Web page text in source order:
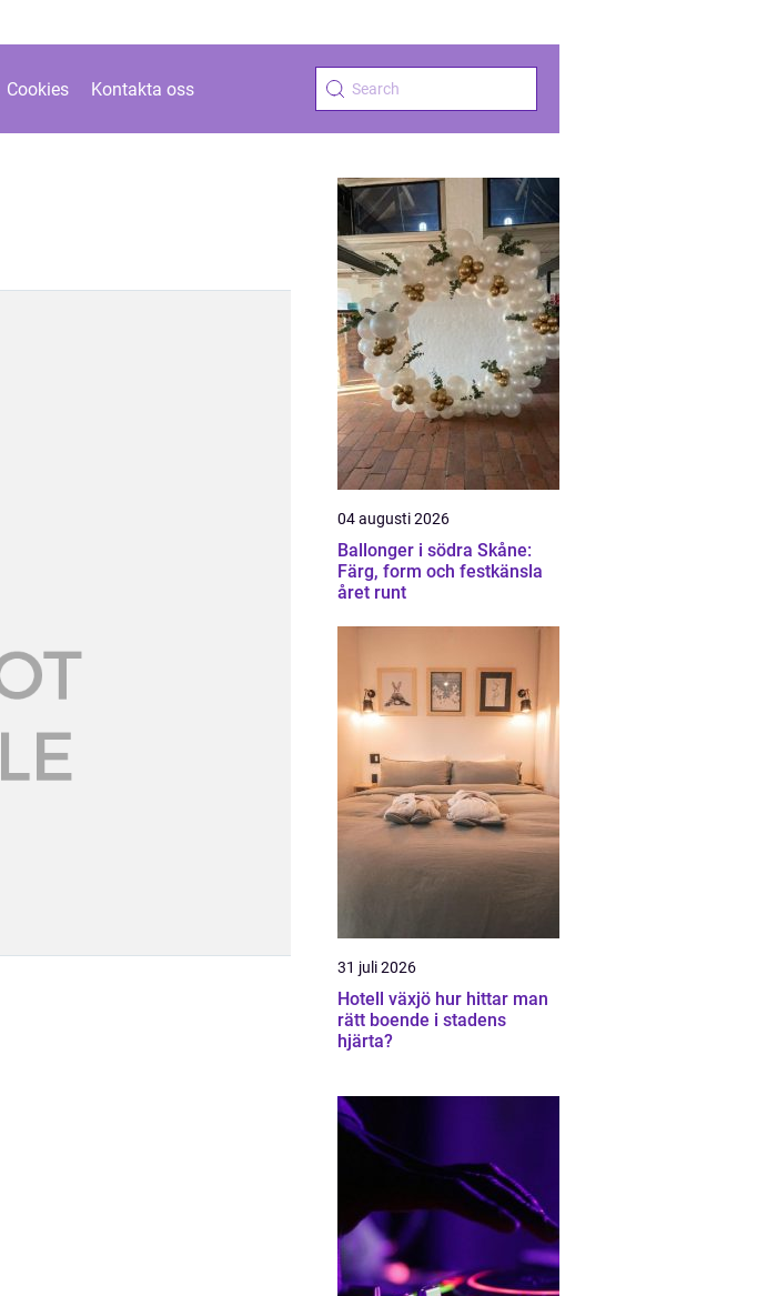
Cookies Kontakta oss
04 augusti 2026
Ballonger i södra Skåne:
Färg, form och festkänsla
året runt
31 juli 2026
Hotell växjö hur hittar man
rätt boende i stadens
hjärta?